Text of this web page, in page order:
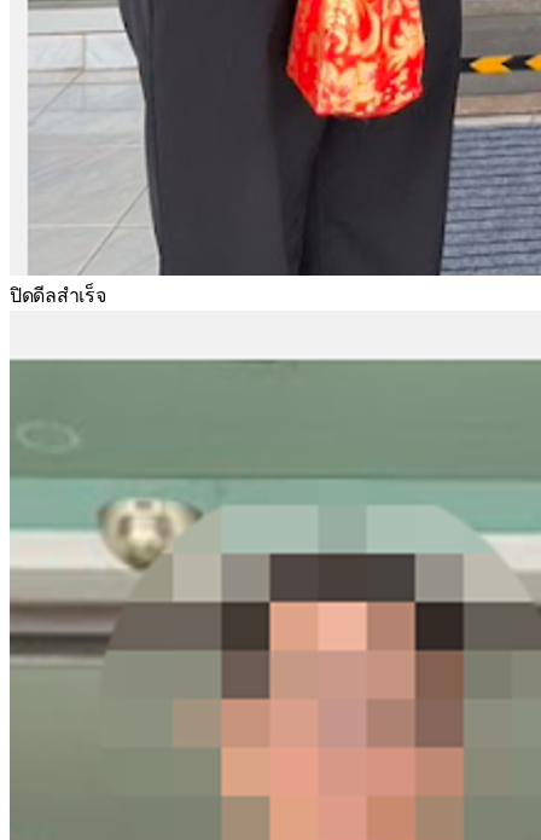
ปิดดีลสำเร็จ